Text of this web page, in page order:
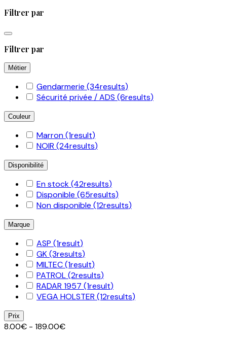
Filtrer par
Filtrer par
Métier
Gendarmerie (34results)
Sécurité privée / ADS (6results)
Couleur
Marron(1result)
NOIR (24results)
Disponibilité
En stock(42results)
Disponible (65results)
Non disponible (12results)
Marque
ASP (1result)
GK(3results)
MILTEC(1result)
PATROL(2results)
RADAR 1957 (1result)
VEGA HOLSTER (12results)
Prix
8.00€ - 189.00€